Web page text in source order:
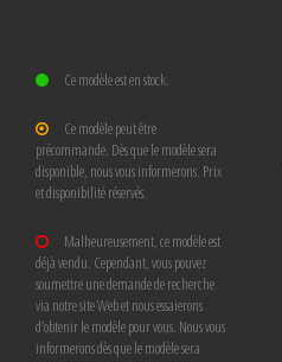
Ce modèle est en stock.
Ce modèle peut être
précommande. Dès que le modèle sera
disponible, nous vous informerons. Prix
et disponibilité réservés.
Malheureusement, ce modèle est
déjà vendu. Cependant, vous pouvez
soumettre une demande de recherche
via notre site Web et nous essaierons
d’obtenir le modèle pour vous. Nous vous
informerons dès que le modèle sera